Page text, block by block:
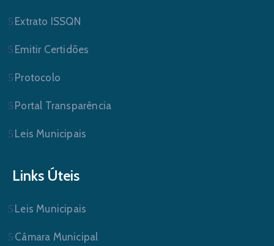
Extrato ISSQN
Emitir Certidões
Protocolo
Portal Transparência
Leis Municipais
Links Úteis
Leis Municipais
Câmara Municipal